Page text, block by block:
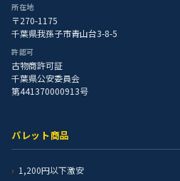
所在地
〒270-1175
千葉県我孫子市青山台3-8-5
許認可
古物商許可証
千葉県公安委員会
第441370000913号
パレット商品
1,200円以下激安